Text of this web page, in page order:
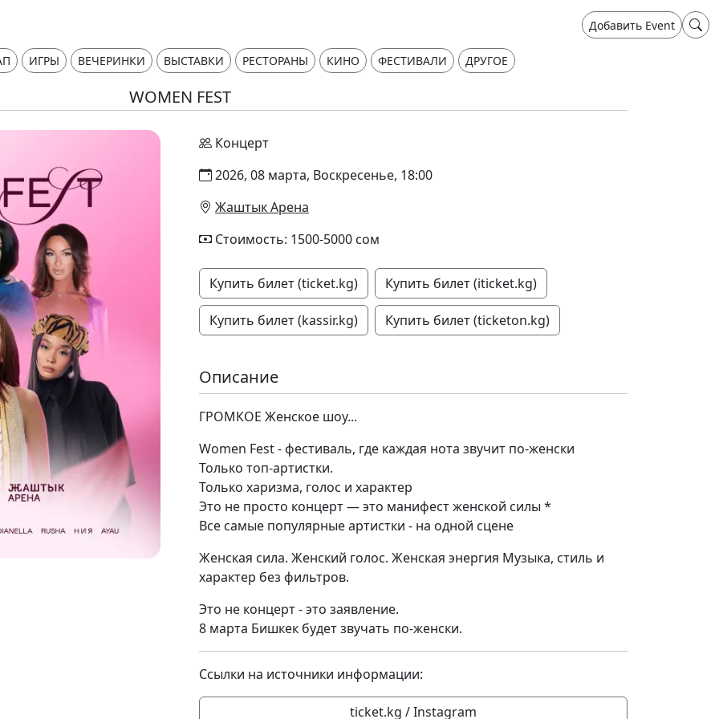
Добавить Event
ИГРЫ ВЕЧЕРИНКИ ВЫСТАВКИ РЕСТОРАНЫ КИНО ФЕСТИВАЛИ ДРУГОЕ
WOMEN FEST
Концерт
2026, 08 марта, Воскресенье, 18:00
Жаштык Арена
Стоимость: 1500-5000 сом
Купить билет (ticket.kg) Купить билет (iticket.kg)
Купить билет (kassir.kg) Купить билет (ticketon.kg)
Описание
ГРОМКОЕ Женское шоу...
Women Fest - фестиваль, где каждая нота звучит по-женски
Только топ-артистки.
Только харизма, голос и характер
Это не просто концерт — это манифест женской силы *
Все самые популярные артистки - на одной сцене
Женская сила. Женский голос. Женская энергия Музыка, стиль и
характер без фильтров.
Это не концерт - это заявление.
8 марта Бишкек будет звучать по-женски.
Ссылки на источники информации:
ticket.kg / Instagram